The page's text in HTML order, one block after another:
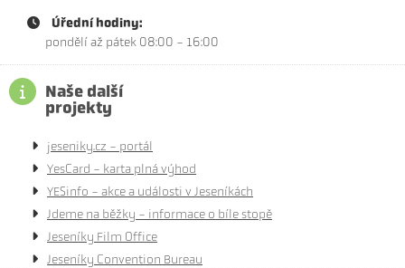
Úřední hodiny:
pondělí až pátek 08:00 - 16:00
Naše další
projekty
jeseniky.cz - portál
YesCard - karta plná výhod
YESinfo - akce a události v Jeseníkách
Jdeme na běžky - informace o bíle stopě
Jeseníky Film Office
Jeseníky Convention Bureau